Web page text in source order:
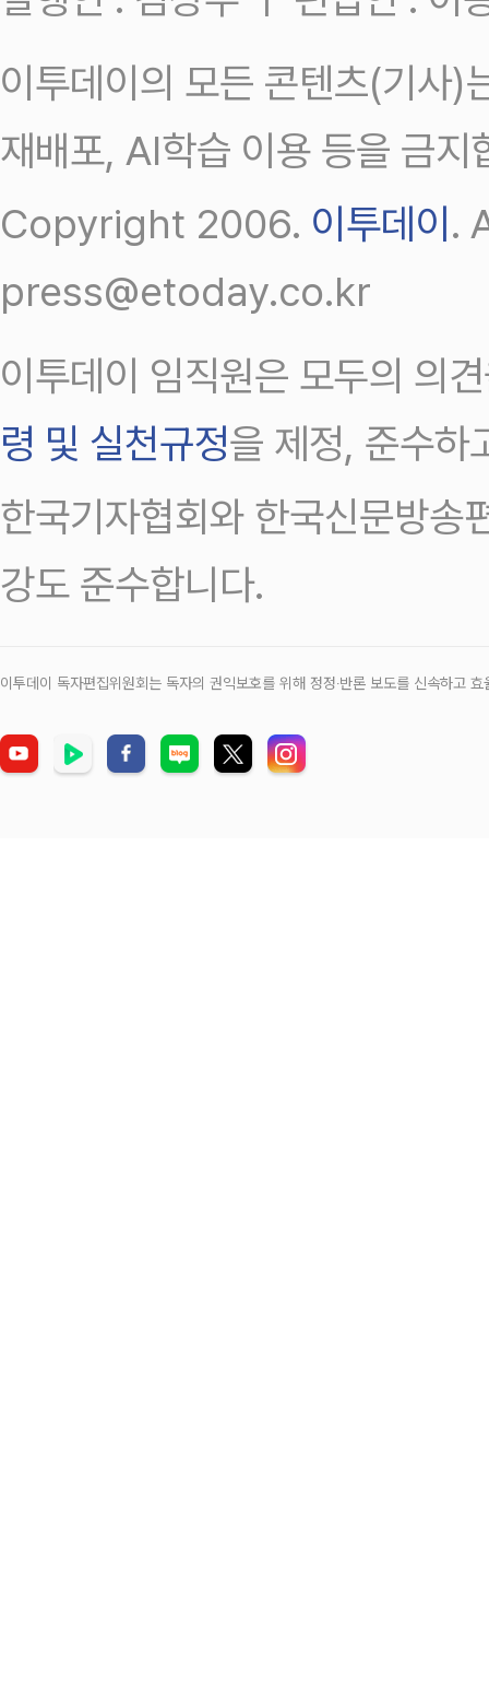
이투데이의 모든 콘텐츠(기사)
재배포, AI학습 이용 등을 금지
Copyright 2006. 이투데이.
press@etoday.co.kr
이투데이 임직원은 모두의 의
령 및 실천규정을 제정, 준수하
한국기자협회와 한국신문방송
강도 준수합니다.
이투데이 독자편집위원회는 독자의 권익보호를 위해 정정‧반론 보도를 신속하고